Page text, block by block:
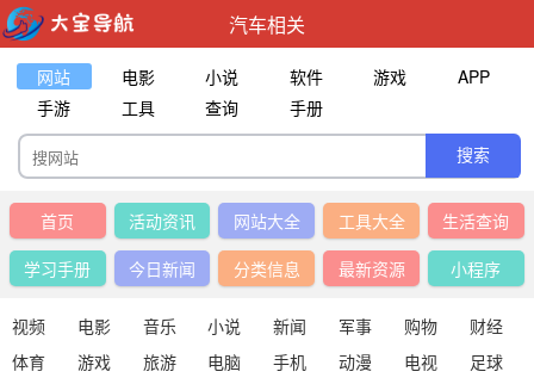
汽车相关
网站 电影 小说 软件 游戏
APP
手游
工具 查询 手册
首页 活动资讯 网站大全 工具大全
生活查询
学习手册
今日新闻 分类信息 最新资源 小程序
视频 电影 音乐 小说 新闻 军事 购物
财经
体育
游戏 旅游 电脑 手机 动漫 电视
足球